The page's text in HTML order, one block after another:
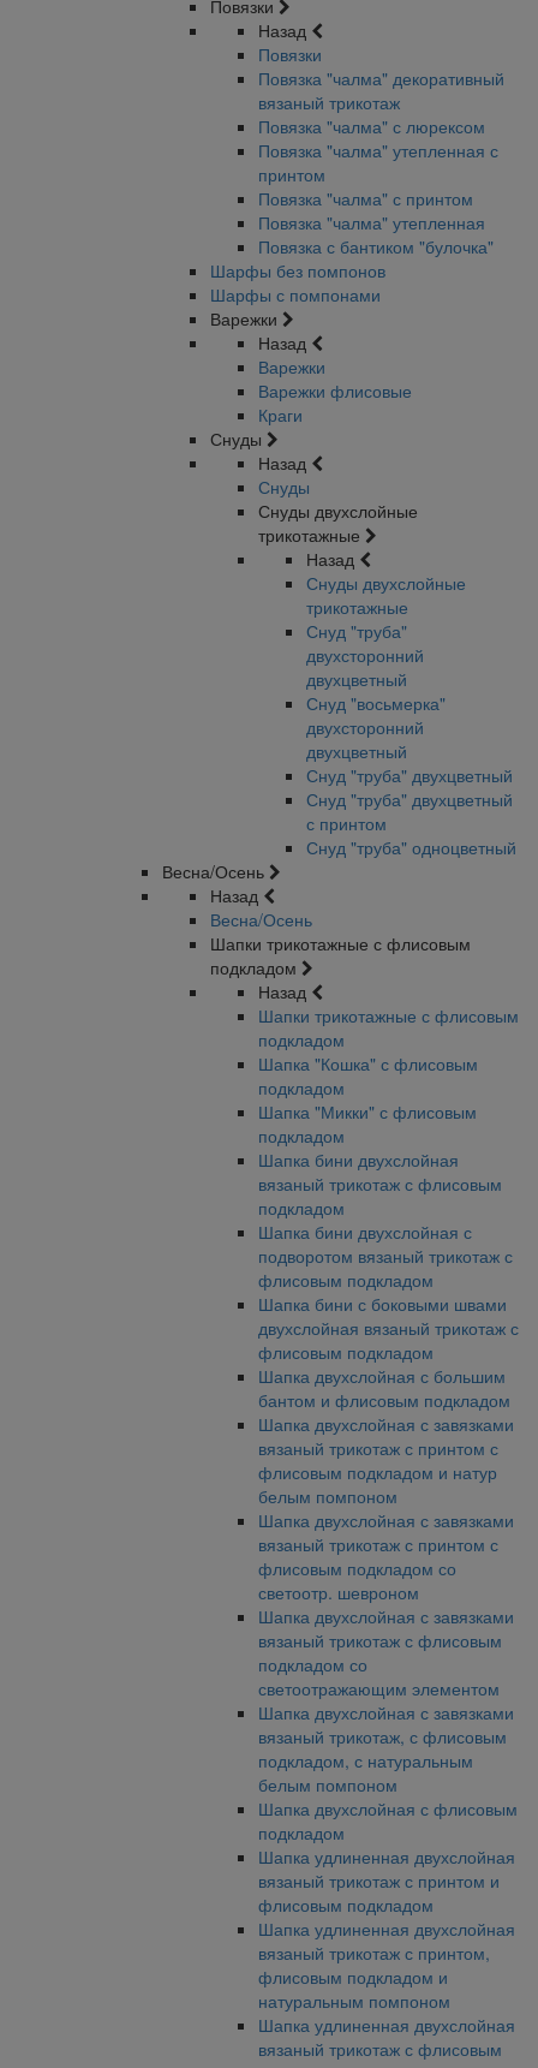
Повязки
Назад
Повязки
Повязка "чалма" декоративный
вязаный трикотаж
Повязка "чалма" с люрексом
Повязка "чалма" утепленная с
принтом
Повязка "чалма" с принтом
Повязка "чалма" утепленная
Повязка с бантиком "булочка"
Шарфы без помпонов
Шарфы с помпонами
Варежки
Назад
Варежки
Варежки флисовые
Краги
Снуды
Назад
Снуды
Снуды двухслойные
трикотажные
Назад
Снуды двухслойные
трикотажные
Снуд "труба"
двухсторонний
двухцветный
Снуд "восьмерка"
двухсторонний
двухцветный
Снуд "труба" двухцветный
Снуд "труба" двухцветный
с принтом
Снуд "труба" одноцветный
Весна/Осень
Назад
Весна/Осень
Шапки трикотажные с флисовым
подкладом
Назад
Шапки трикотажные с флисовым
подкладом
Шапка "Кошка" с флисовым
подкладом
Шапка "Микки" с флисовым
подкладом
Шапка бини двухслойная
вязаный трикотаж с флисовым
подкладом
Шапка бини двухслойная с
подворотом вязаный трикотаж с
флисовым подкладом
Шапка бини с боковыми швами
двухслойная вязаный трикотаж с
флисовым подкладом
Шапка двухслойная с большим
бантом и флисовым подкладом
Шапка двухслойная с завязками
вязаный трикотаж с принтом с
флисовым подкладом и натур
белым помпоном
Шапка двухслойная с завязками
вязаный трикотаж с принтом с
флисовым подкладом со
светоотр. шевроном
Шапка двухслойная с завязками
вязаный трикотаж с флисовым
подкладом со
светоотражающим элементом
Шапка двухслойная с завязками
вязаный трикотаж, с флисовым
подкладом, с натуральным
белым помпоном
Шапка двухслойная с флисовым
подкладом
Шапка удлиненная двухслойная
вязаный трикотаж с принтом и
флисовым подкладом
Шапка удлиненная двухслойная
вязаный трикотаж с принтом,
флисовым подкладом и
натуральным помпоном
Шапка удлиненная двухслойная
вязаный трикотаж с флисовым